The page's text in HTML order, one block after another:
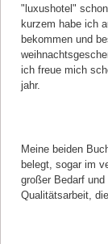
"luxushotel"
kurzem habe ich
bekommen und
ich freue mich
jahr.
Meine beiden
belegt, sogar im
großer Bedarf
Qualitätsarbeit,